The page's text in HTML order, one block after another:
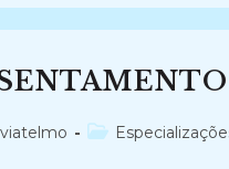
DIGITALIZAÇÃO
Categoria